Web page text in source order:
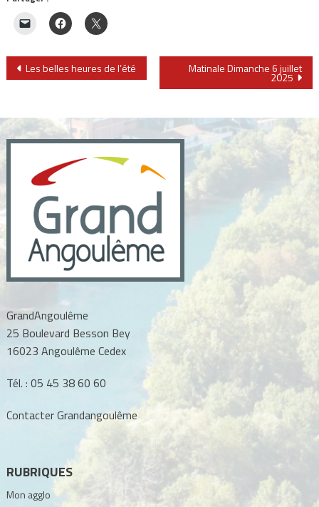
Navigation
l’article
Les belles heures de l’été Matinale Dimanche 6 juillet
2025
GrandAngoulême
25 Boulevard Besson Bey
16023 Angoulême Cedex
Tél. : 05 45 38 60 60
Contacter Grandangoulême
RUBRIQUES
Mon agglo